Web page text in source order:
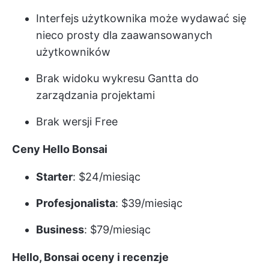
Interfejs użytkownika może wydawać się
nieco prosty dla zaawansowanych
użytkowników
Brak widoku wykresu Gantta do
zarządzania projektami
Brak wersji Free
Ceny Hello Bonsai
Starter: $24/miesiąc
Profesjonalista: $39/miesiąc
Business: $79/miesiąc
Hello, Bonsai oceny i recenzje